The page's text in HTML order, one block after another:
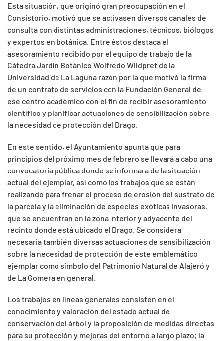
Esta situación, que originó gran preocupación en el
Consistorio, motivó que se activasen diversos canales de
consulta con distintas administraciones, técnicos, biólogos
y expertos en botánica. Entre éstos destaca el
asesoramiento recibido por el equipo de trabajo de la
Cátedra Jardín Botánico Wolfredo Wildpret de la
Universidad de La Laguna razón por la que motivó la firma
de un contrato de servicios con la Fundación General de
ese centro académico con el fin de recibir asesoramiento
científico y planificar actuaciones de sensibilización sobre
la necesidad de protección del Drago.
En este sentido, el Ayuntamiento apunta que para
principios del próximo mes de febrero se llevará a cabo una
convocatoria pública donde se informara de la situación
actual del ejemplar, así como los trabajos que se están
realizando para frenar el proceso de erosión del sustrato de
la parcela y la eliminación de especies exóticas invasoras,
que se encuentran en la zona interior y adyacente del
recinto donde está ubicado el Drago. Se considera
necesaria también diversas actuaciones de sensibilización
sobre la necesidad de protección de este emblemático
ejemplar como símbolo del Patrimonio Natural de Alajeró y
de La Gomera en general.
Los trabajos en líneas generales consisten en el
conocimiento y valoración del estado actual de
conservación del árbol y la proposición de medidas directas
para su protección y mejoras del entorno a largo plazo; la